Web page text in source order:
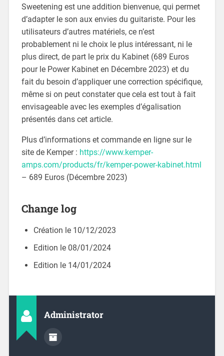
Sweetening est une addition bienvenue, qui permet
d’adapter le son aux envies du guitariste. Pour les
utilisateurs d’autres matériels, ce n’est
probablement ni le choix le plus intéressant, ni le
plus direct, de part le prix du Kabinet (689 Euros
pour le Power Kabinet en Décembre 2023) et du
fait du besoin d’appliquer une correction spécifique,
même si on peut constater que cela est tout à fait
envisageable avec les exemples d’égalisation
présentés dans cet article.
Plus d’informations et commande en ligne sur le
site de Kemper : https://www.kemper-
amps.com/products/fr/kemper-power-kabinet.html
– 689 Euros (Décembre 2023)
Change log
Création le 10/12/2023
Edition le 08/01/2024
Edition le 14/01/2024
Administrator